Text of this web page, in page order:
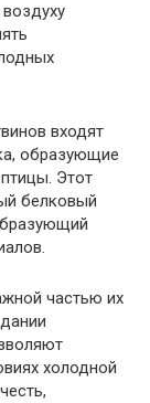
входят
образующие
Этот
белковый
частью их
холодной